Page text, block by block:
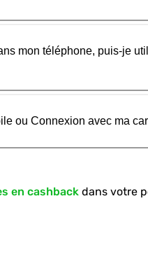
mon téléphone, puis-je
ou Connexion avec ma
en cashback dans votre